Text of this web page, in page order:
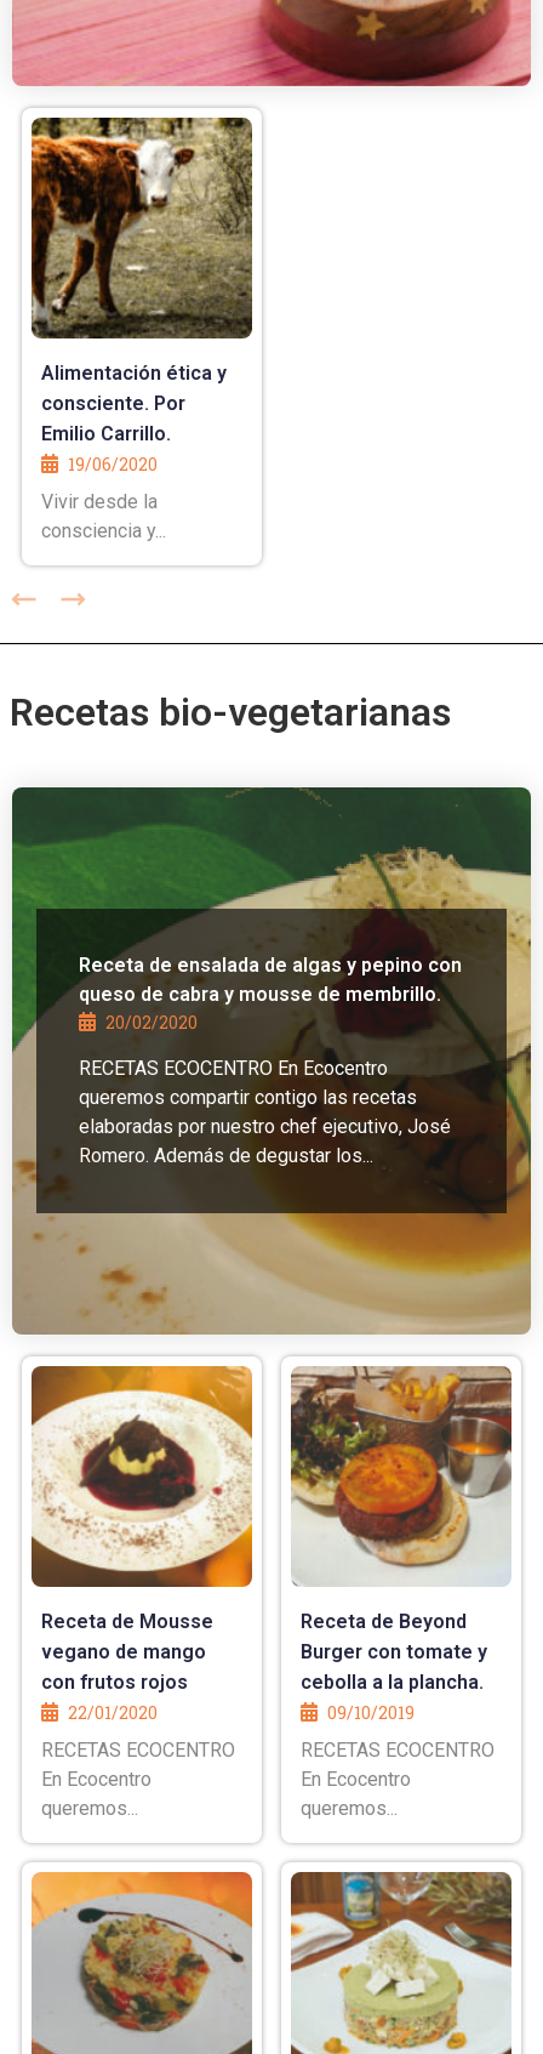
Alimentación ética y
consciente. Por
Emilio Carrillo.
19/06/2020
Vivir desde la
consciencia y...
Recetas bio-vegetarianas
Receta de ensalada de algas y pepino con
queso de cabra y mousse de membrillo.
20/02/2020
RECETAS ECOCENTRO En Ecocentro
queremos compartir contigo las recetas
elaboradas por nuestro chef ejecutivo, José
Romero. Además de degustar los...
Receta de Mousse
vegano de mango
con frutos rojos
22/01/2020
RECETAS ECOCENTRO
En Ecocentro
queremos...
Receta de Beyond
Burger con tomate y
cebolla a la plancha.
09/10/2019
RECETAS ECOCENTRO
En Ecocentro
queremos...